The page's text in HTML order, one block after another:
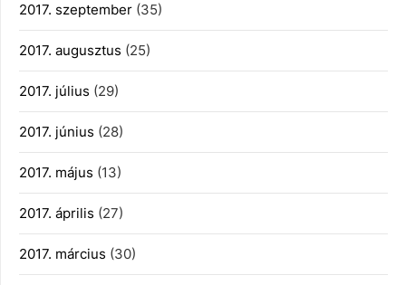
2017. szeptember (35)
2017. augusztus (25)
2017. július (29)
2017. június (28)
2017. május (13)
2017. április (27)
2017. március (30)